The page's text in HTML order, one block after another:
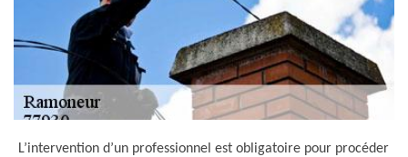
L’intervention d’un professionnel est obligatoire pour procéder